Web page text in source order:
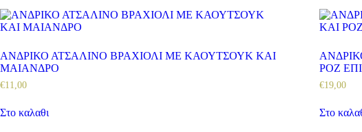
ΑΝΔΡΙΚΟ ΑΤΣΑΛΙΝΟ ΒΡΑΧΙΟΛΙ ΜΕ ΚΑΟΥΤΣΟΥΚ ΚΑΙ
ΜΑΙΑΝΔΡΟ
€11,00
Στο καλαθι
ΡΟΖ
€19,00
Στο